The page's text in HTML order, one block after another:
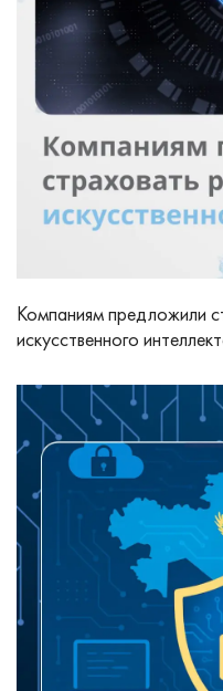
Компаниям предложили
искусственного